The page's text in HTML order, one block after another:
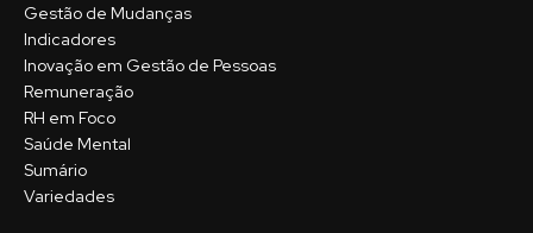
Gestão de Mudanças
Indicadores
Inovação em Gestão de Pessoas
Remuneração
RH em Foco
Saúde Mental
Sumário
Variedades